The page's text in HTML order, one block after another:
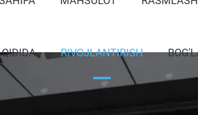
RIVOJLANTIRISH